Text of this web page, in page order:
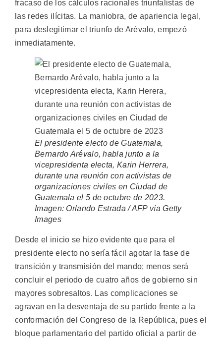
fracaso de los cálculos racionales triunfalistas de
las redes ilícitas. La maniobra, de apariencia legal,
para deslegitimar el triunfo de Arévalo, empezó
inmediatamente.
El presidente electo de Guatemala,
Bernardo Arévalo, habla junto a la
vicepresidenta electa, Karin Herrera,
durante una reunión con activistas de
organizaciones civiles en Ciudad de
Guatemala el 5 de octubre de 2023.
Imagen: Orlando Estrada / AFP vía Getty
Images
Desde el inicio se hizo evidente que para el
presidente electo no sería fácil agotar la fase de
transición y transmisión del mando; menos será
concluir el periodo de cuatro años de gobierno sin
mayores sobresaltos. Las complicaciones se
agravan en la desventaja de su partido frente a la
conformación del Congreso de la República, pues el
bloque parlamentario del partido oficial a partir de